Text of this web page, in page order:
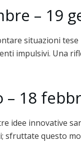
– 19
situazioni tese
impulsivi. Una
– 18
idee innovative
sfruttate questo